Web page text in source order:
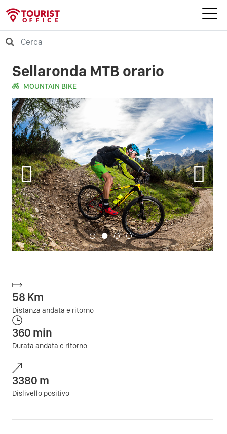
Sellaronda MTB orario
MOUNTAIN BIKE
58 Km
Distanza andata e ritorno
360 min
Durata andata e ritorno
3380 m
Dislivello positivo